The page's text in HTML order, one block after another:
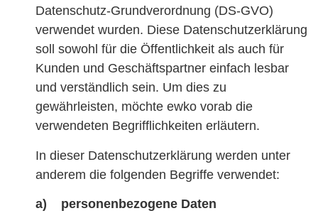
Datenschutz-Grundverordnung (DS-GVO)
verwendet wurden. Diese Datenschutzerklärung
soll sowohl für die Öffentlichkeit als auch für
Kunden und Geschäftspartner einfach lesbar
und verständlich sein. Um dies zu
gewährleisten, möchte ewko vorab die
verwendeten Begrifflichkeiten erläutern.
In dieser Datenschutzerklärung werden unter
anderem die folgenden Begriffe verwendet:
a) personenbezogene Daten